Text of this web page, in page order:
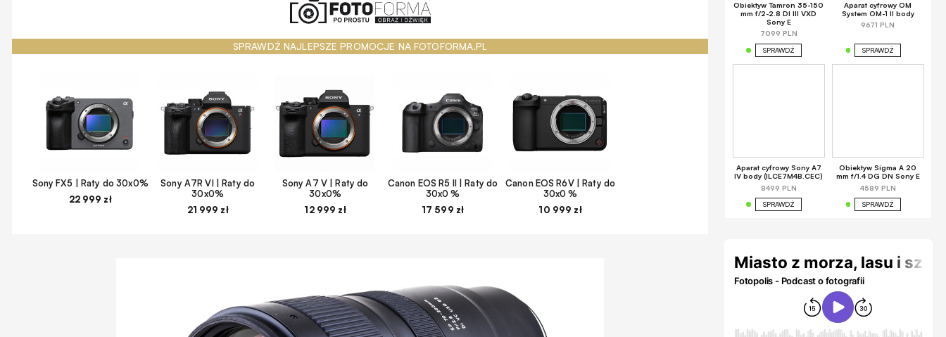
SPRAWDŹ NAJLEPSZE PROMOCJE NA FOTOFORMA.PL
Sony FX5 | Raty do 30x0%
22 999 zł
Sony A7R VI | Raty do
30x0%
21 999 zł
Sony A7 V | Raty do
30x0%
12 999 zł
Canon EOS R5 II | Raty do
30x0 %
17 599 zł
Canon EOS R6V | Raty do
30x0 %
10 999 zł
Obiektyw Tamron 35-150
mm f/2-2.8 DI III VXD
Sony E
7099 PLN
SPRAWDŹ
Aparat cyfrowy OM
System OM-1 II body
9671 PLN
SPRAWDŹ
Aparat cyfrowy Sony A7
IV body (ILCE7M4B.CEC)
8499 PLN
SPRAWDŹ
Obiektyw Sigma A 20
mm f/1.4 DG DN Sony E
4589 PLN
SPRAWDŹ